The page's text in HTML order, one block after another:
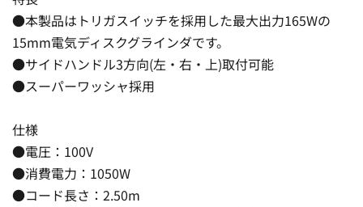
●本製品はトリガスイッチを採用した最大出力165Wの
15mm電気ディスクグラインダです。
●サイドハンドル3方向(左・右・上)取付可能
●スーパーワッシャ採用
仕様
●電圧：100V
●消費電力：1050W
●コード長さ：2.50m